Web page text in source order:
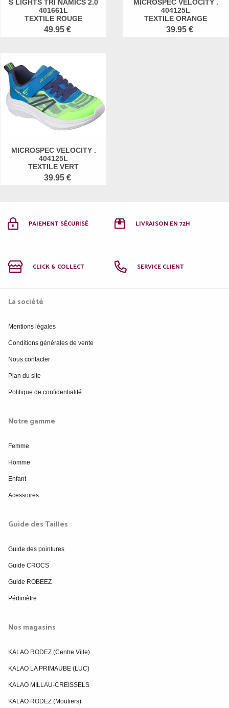
S LIGHTS TRI NAMICS 2.0
401661L
TEXTILE ROUGE
49.95 €
MICROSPEC VELOCITY .
404125L
TEXTILE ORANGE
39.95 €
MICROSPEC VELOCITY .
404125L
TEXTILE VERT
39.95 €
PAIEMENT SÉCURISÉ LIVRAISON EN 72H
CLICK & COLLECT SERVICE CLIENT
La société
Mentions légales
Conditions générales de vente
Nous contacter
Plan du site
Politique de confidentialité
Notre gamme
Femme
Homme
Enfant
Acessoires
Guide des Tailles
Guide des pointures
Guide CROCS
Guide ROBEEZ
Pédimètre
Nos magasins
KALAO RODEZ (Centre Ville)
KALAO LA PRIMAUBE (LUC)
KALAO MILLAU-CREISSELS
KALAO RODEZ (Moutiers)